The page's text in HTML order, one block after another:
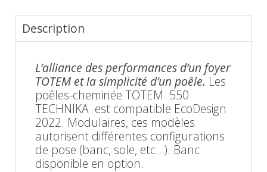
Description
L’alliance des performances d’un foyer
TOTEM et la simplicité d’un poêle. Les
poêles-cheminée TOTEM 550
TECHNIKA est compatible EcoDesign
2022. Modulaires, ces modèles
autorisent différentes configurations
de pose (banc, sole, etc…). Banc
disponible en option.